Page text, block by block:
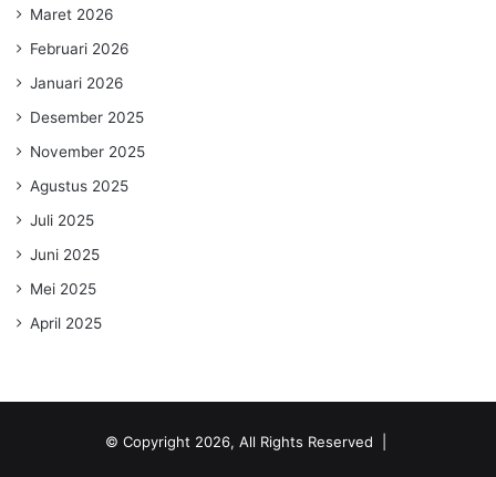
Maret 2026
Februari 2026
Januari 2026
Desember 2025
November 2025
Agustus 2025
Juli 2025
Juni 2025
Mei 2025
April 2025
© Copyright 2026, All Rights Reserved |